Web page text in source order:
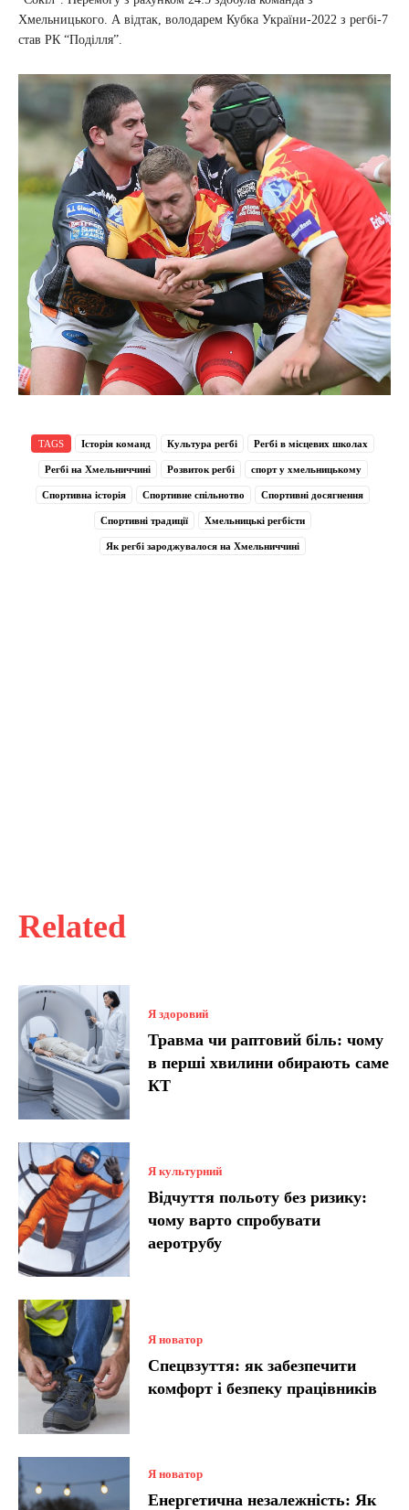
Related
Я здоровий
Травма чи раптовий біль: чому
в перші хвилини обирають саме
КТ
Я культурний
Відчуття польоту без ризику:
чому варто спробувати
аеротрубу
Я новатор
Спецвзуття: як забезпечити
комфорт і безпеку працівників
Я новатор
Енергетична незалежність: Як
Хмельницького. А відтак, володарем Кубка України-2022 з регбі-7
став РК “Поділля”.
TAGS Історія команд Культура регбі Регбі в місцевих школах
Регбі на Хмельниччині Розвиток регбі спорт у хмельницькому
Спортивна історія Спортивне спільнотво Спортивні досягнення
Спортивні традиції Хмельницькі регбісти
Як регбі зароджувалося на Хмельниччині